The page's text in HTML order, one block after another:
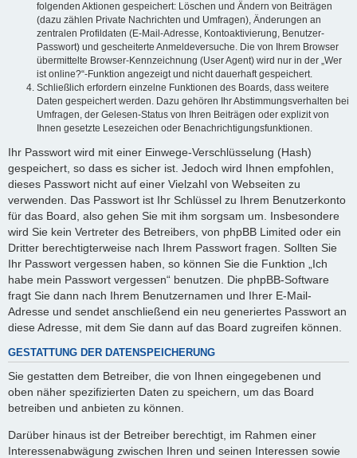
folgenden Aktionen gespeichert: Löschen und Ändern von Beiträgen
(dazu zählen Private Nachrichten und Umfragen), Änderungen an
zentralen Profildaten (E-Mail-Adresse, Kontoaktivierung, Benutzer-
Passwort) und gescheiterte Anmeldeversuche. Die von Ihrem Browser
übermittelte Browser-Kennzeichnung (User Agent) wird nur in der „Wer
ist online?“-Funktion angezeigt und nicht dauerhaft gespeichert.
Schließlich erfordern einzelne Funktionen des Boards, dass weitere
Daten gespeichert werden. Dazu gehören Ihr Abstimmungsverhalten bei
Umfragen, der Gelesen-Status von Ihren Beiträgen oder explizit von
Ihnen gesetzte Lesezeichen oder Benachrichtigungsfunktionen.
Ihr Passwort wird mit einer Einwege-Verschlüsselung (Hash)
gespeichert, so dass es sicher ist. Jedoch wird Ihnen empfohlen,
dieses Passwort nicht auf einer Vielzahl von Webseiten zu
verwenden. Das Passwort ist Ihr Schlüssel zu Ihrem Benutzerkonto
für das Board, also gehen Sie mit ihm sorgsam um. Insbesondere
wird Sie kein Vertreter des Betreibers, von phpBB Limited oder ein
Dritter berechtigterweise nach Ihrem Passwort fragen. Sollten Sie
Ihr Passwort vergessen haben, so können Sie die Funktion „Ich
habe mein Passwort vergessen“ benutzen. Die phpBB-Software
fragt Sie dann nach Ihrem Benutzernamen und Ihrer E-Mail-
Adresse und sendet anschließend ein neu generiertes Passwort an
diese Adresse, mit dem Sie dann auf das Board zugreifen können.
GESTATTUNG DER DATENSPEICHERUNG
Sie gestatten dem Betreiber, die von Ihnen eingegebenen und
oben näher spezifizierten Daten zu speichern, um das Board
betreiben und anbieten zu können.
Darüber hinaus ist der Betreiber berechtigt, im Rahmen einer
Interessenabwägung zwischen Ihren und seinen Interessen sowie